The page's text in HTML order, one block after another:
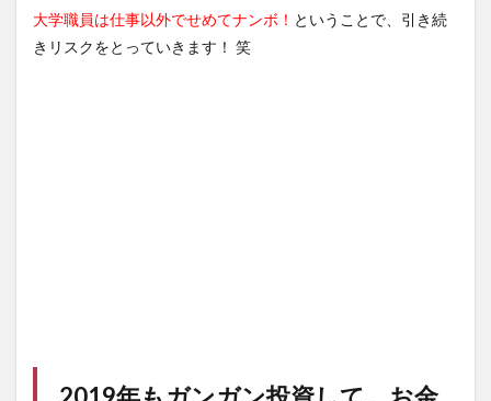
大学職員は仕事以外でせめてナンボ！ ということで、引き続
きリスクをとっていきます！ 笑